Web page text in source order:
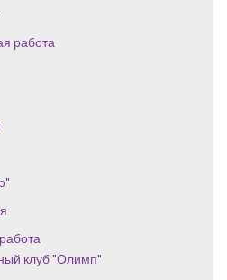
работа
клуб "Олимп"